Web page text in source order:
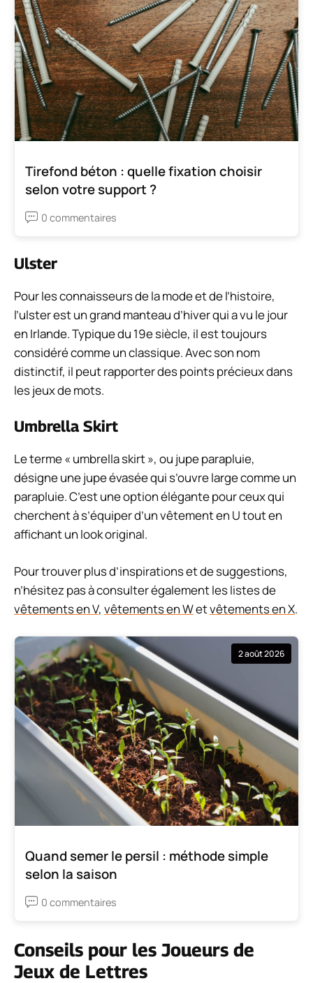
Tirefond béton : quelle fixation choisir
selon votre support ?
0 commentaires
Ulster
Pour les connaisseurs de la mode et de l’histoire,
l’ulster est un grand manteau d’hiver qui a vu le jour
en Irlande. Typique du 19e siècle, il est toujours
considéré comme un classique. Avec son nom
distinctif, il peut rapporter des points précieux dans
les jeux de mots.
Umbrella Skirt
Le terme « umbrella skirt », ou jupe parapluie,
désigne une jupe évasée qui s’ouvre large comme un
parapluie. C’est une option élégante pour ceux qui
cherchent à s’équiper d’un vêtement en U tout en
affichant un look original.
Pour trouver plus d’inspirations et de suggestions,
n’hésitez pas à consulter également les listes de
vêtements en V, vêtements en Wetvêtements en X.
2 août 2026
Quand semer le persil : méthode simple
selon la saison
0 commentaires
Conseils pour les Joueurs de
Jeux de Lettres